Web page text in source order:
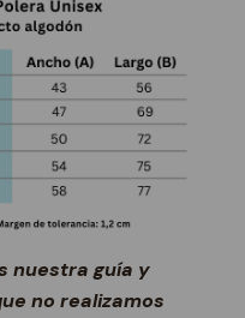
nuestra guía y
no realizamos